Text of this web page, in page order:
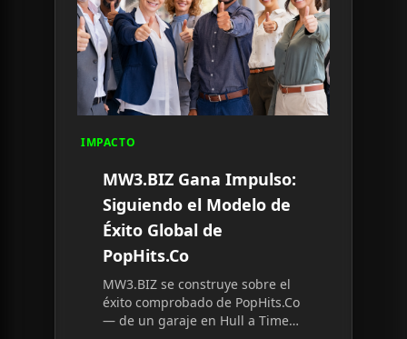
IMPACTO
MW3.BIZ Gana Impulso:
Siguiendo el Modelo de
Éxito Global de
PopHits.Co
MW3.BIZ se construye sobre el
éxito comprobado de PopHits.Co
— de un garaje en Hull a Times